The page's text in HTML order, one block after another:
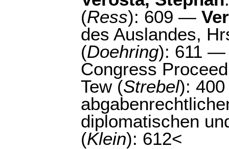
(Ress): 609 —
des Auslandes,
(Doehring): 611
Congress
Tew (Strebel):
diplomatischen
(Klein): 612<